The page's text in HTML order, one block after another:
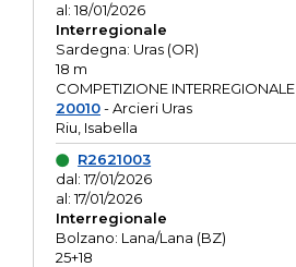
al: 18/01/2026
Interregionale
Sardegna: Uras (OR)
18 m
COMPETIZIONE INTERREGIONALE
20010- Arcieri Uras
Riu, Isabella
R2621003
dal: 17/01/2026
al: 17/01/2026
Interregionale
Bolzano: Lana/Lana (BZ)
25+18